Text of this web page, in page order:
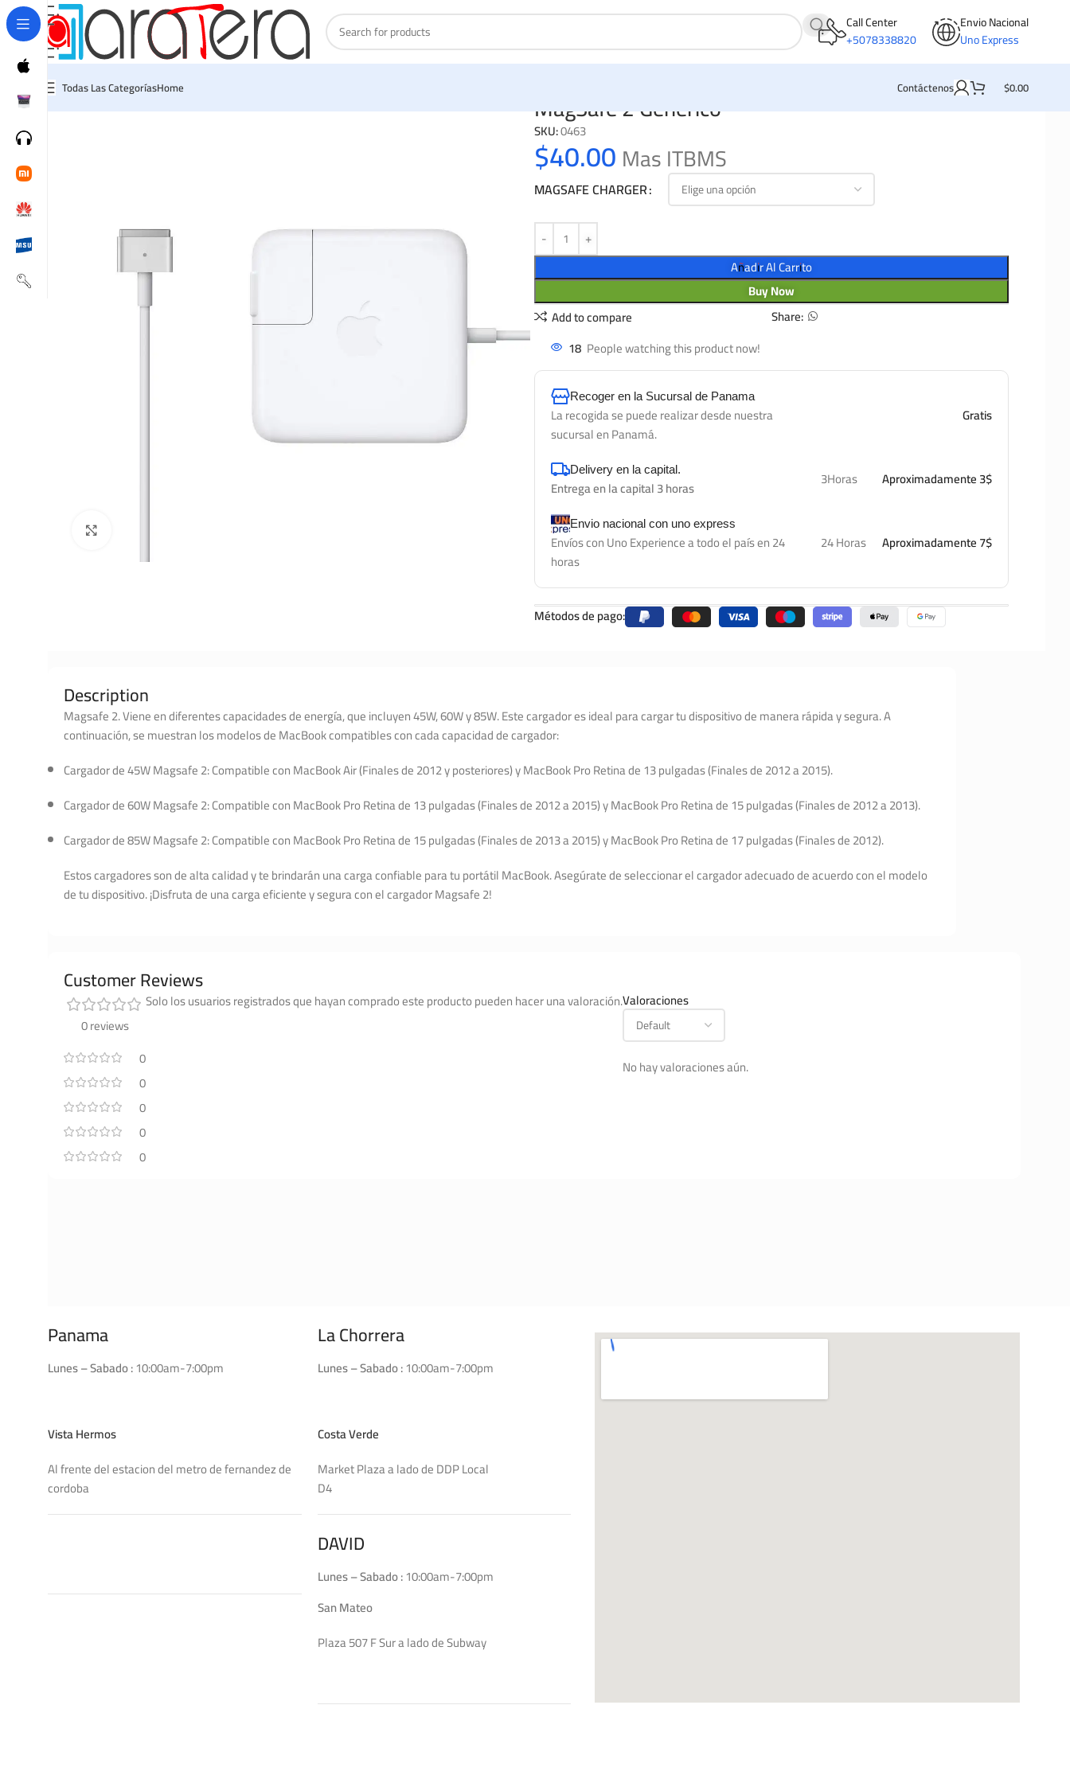
Call Center
+5078338820
Envio Nacional
Uno Express
Todas Las CategoríasHome Contáctenos $0.00
MagSafe 2 Genérico
SKU:0463
$40.00Mas ITBMS
MAGSAFE CHARGER
Añadir Al Carrito
Buy Now
Add to compare
Share:
18 People watching this product now!
Recoger en la Sucursal de Panama
La recogida se puede realizar desde nuestra
sucursal en Panamá.
Gratis
Delivery en la capital.
Entrega en la capital 3 horas 3Horas Aproximadamente 3$
Envio nacional con uno express
Envíos con Uno Experience a todo el país en 24
horas
24 Horas Aproximadamente 7$
Métodos de pago:
Description
Magsafe 2. Viene en diferentes capacidades de energía, que incluyen 45W, 60W y 85W. Este cargador es ideal para cargar tu dispositivo de manera rápida y segura. A
continuación, se muestran los modelos de MacBook compatibles con cada capacidad de cargador:
Cargador de 45W Magsafe 2: Compatible con MacBook Air (Finales de 2012 y posteriores) y MacBook Pro Retina de 13 pulgadas (Finales de 2012 a 2015).
Cargador de 60W Magsafe 2: Compatible con MacBook Pro Retina de 13 pulgadas (Finales de 2012 a 2015) y MacBook Pro Retina de 15 pulgadas (Finales de 2012 a 2013).
Cargador de 85W Magsafe 2: Compatible con MacBook Pro Retina de 15 pulgadas (Finales de 2013 a 2015) y MacBook Pro Retina de 17 pulgadas (Finales de 2012).
Estos cargadores son de alta calidad y te brindarán una carga confiable para tu portátil MacBook. Asegúrate de seleccionar el cargador adecuado de acuerdo con el modelo
de tu dispositivo. ¡Disfruta de una carga eficiente y segura con el cargador Magsafe 2!
Customer Reviews
0 reviews
0
0
0
0
0
Valoraciones
No hay valoraciones aún.
Solo los usuarios registrados que hayan comprado este producto pueden hacer una valoración.
Panama
Lunes – Sabado :10:00am-7:00pm
Vista Hermos
Al frente del estacion del metro de fernandez de
cordoba
La Chorrera
Lunes – Sabado :10:00am-7:00pm
Costa Verde
Market Plaza a lado de DDP Local
D4
DAVID
Lunes – Sabado :10:00am-7:00pm
San Mateo
Plaza 507 F Sur a lado de Subway